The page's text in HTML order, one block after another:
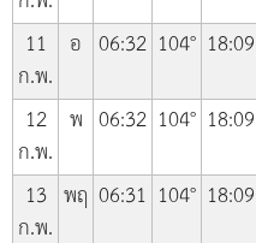
11
ก.พ.
อ 06:32 104° 18:09
12
ก.พ.
พ 06:32 104° 18:09
13
ก.พ.
พฤ 06:31 104° 18:09